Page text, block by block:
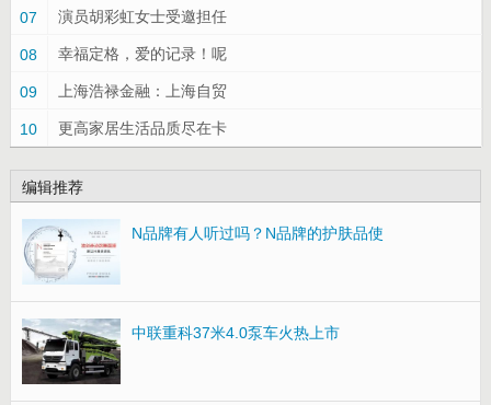
07 演员胡彩虹女士受邀担任
08 幸福定格，爱的记录！呢
09 上海浩禄金融：上海自贸
10 更高家居生活品质尽在卡
编辑推荐
N品牌有人听过吗？N品牌的护肤品使
中联重科37米4.0泵车火热上市